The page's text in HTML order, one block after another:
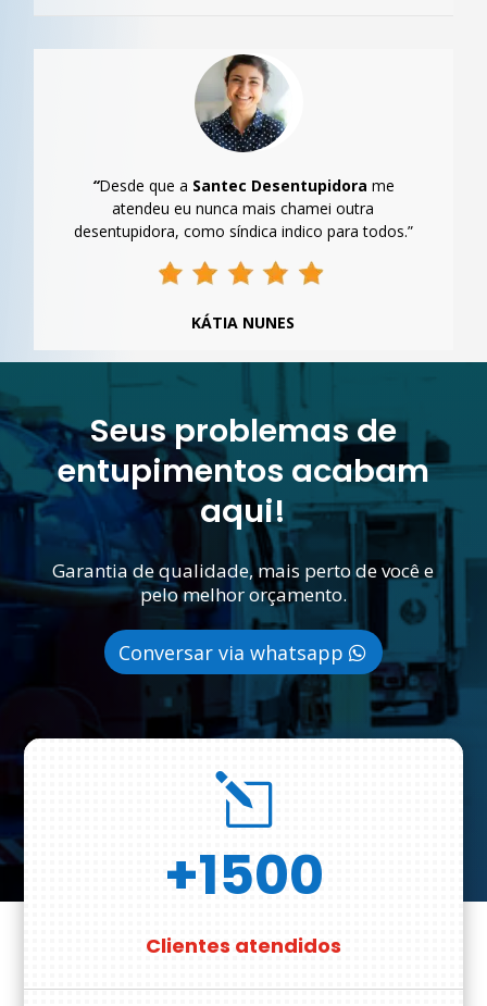
“Desde que a Santec Desentupidora me
atendeu eu nunca mais chamei outra
desentupidora, como síndica indico para todos.”
KÁTIA NUNES
Seus problemas de
entupimentos acabam
aqui!
Garantia de qualidade, mais perto de você e
pelo melhor orçamento.
Conversar via whatsapp
l
+1500
Clientes atendidos